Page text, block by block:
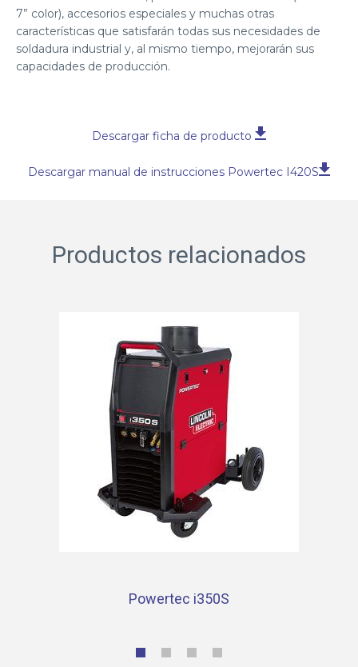
7” color), accesorios especiales y muchas otras
características que satisfarán todas sus necesidades de
soldadura industrial y, al mismo tiempo, mejorarán sus
capacidades de producción.
Descargar ficha de producto
Descargar manual de instrucciones Powertec I420S
Productos relacionados
Powertec i350S